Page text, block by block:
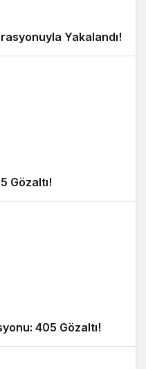
Yakalandı!
Gözaltı!
405 Gözaltı!